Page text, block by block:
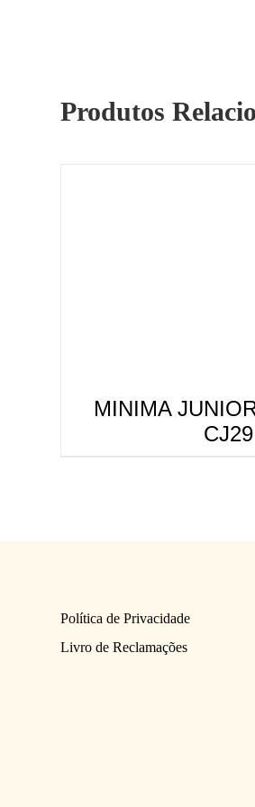
Produtos
MINIMA
CJ29
Política de Privacidade
Livro de Reclamações